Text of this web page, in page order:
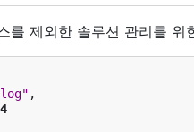
를 제외한 솔루션 관리를 위
,